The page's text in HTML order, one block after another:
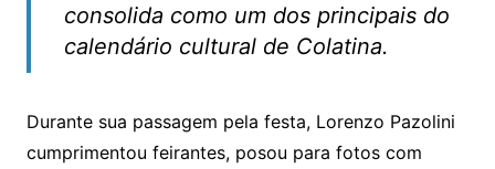
consolida como um dos principais do
calendário cultural de Colatina.
Durante sua passagem pela festa, Lorenzo Pazolini
cumprimentou feirantes, posou para fotos com